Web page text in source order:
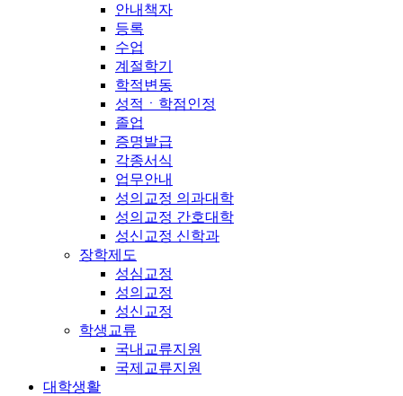
안내책자
등록
수업
계절학기
학적변동
성적ㆍ학점인정
졸업
증명발급
각종서식
업무안내
성의교정 의과대학
성의교정 간호대학
성신교정 신학과
장학제도
성심교정
성의교정
성신교정
학생교류
국내교류지원
국제교류지원
대학생활